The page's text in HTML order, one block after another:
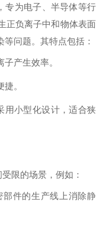
专为电子、半导体等行
正负离子中和物体表面
问题。其特点包括：
产生效率。
。
用小型化设计，适合狭
限的场景，例如：
部件的生产线上消除静